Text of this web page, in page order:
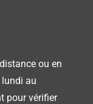
ou en
au
pour vérifier